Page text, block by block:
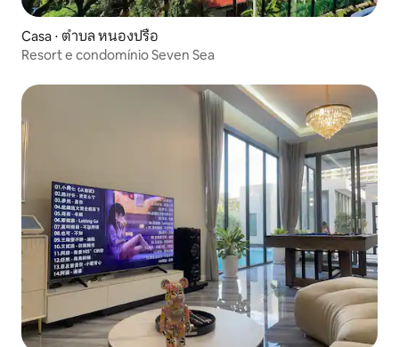
Casa ⋅ ตำบล หนองปรือ
Resort e condomínio Seven Sea